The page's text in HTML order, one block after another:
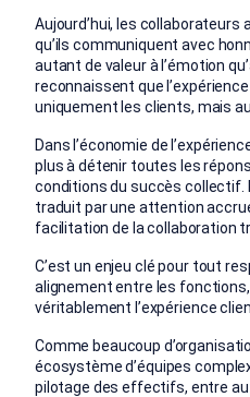
Aujourd’hui, les
qu’ils communiquent avec
autant de valeur à l’émotion
reconnaissent que
uniquement les clients, mais
Dans l’économie de
plus à détenir toutes les
conditions du succès collectif.
traduit par une attention
facilitation de la collaboration
C’est un enjeu clé pour tout
alignement entre les
véritablement l’expérience
Comme beaucoup
écosystème d’équipes
pilotage des effectifs, entre